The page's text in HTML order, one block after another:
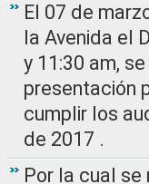
El 07 de
la Avenida el
y 11:30 am,
presentación
cumplir los
de 2017 .
Por la cual se